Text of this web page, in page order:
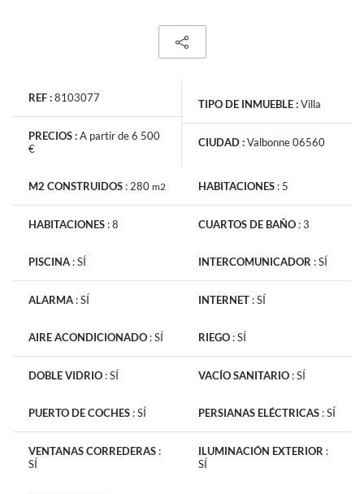
REF :8103077
PRECIOS :A partir de 6 500
€
TIPO DE INMUEBLE :Villa
CIUDAD :Valbonne 06560
M2 CONSTRUIDOS :280 m2
HABITACIONES :8
HABITACIONES : 5
CUARTOS DE BAÑO :3
PISCINA :SÍ
ALARMA :SÍ
INTERCOMUNICADOR :SÍ
INTERNET :SÍ
AIRE ACONDICIONADO :SÍ
DOBLE VIDRIO :SÍ
RIEGO :SÍ
VACÍO SANITARIO :SÍ
PUERTO DE COCHES :SÍ
VENTANAS CORREDERAS :
SÍ
PERSIANAS ELÉCTRICAS :SÍ
ILUMINACIÓN EXTERIOR :
SÍ
La información recabada es necesaria para la tramitación de su
vinculo. En todo momento dispone de un derecho de acceso, de
modificación, de rectificación y supresión.